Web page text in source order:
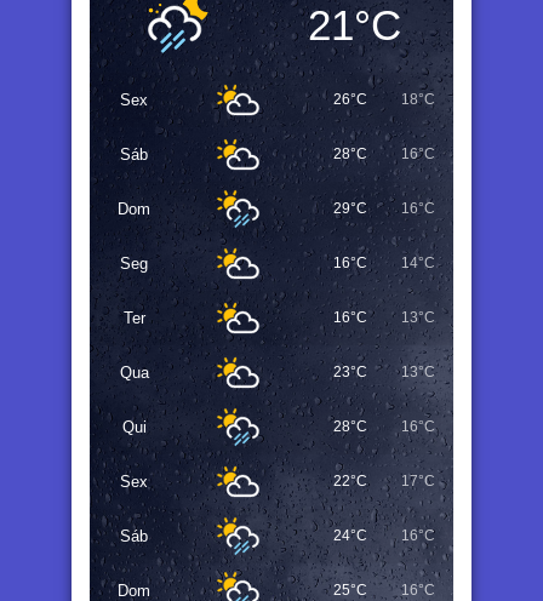
21°C
Sex 26°C 18°C
Sáb 28°C 16°C
Dom 29°C 16°C
Seg 16°C 14°C
Ter 16°C 13°C
Qua 23°C 13°C
Qui 28°C 16°C
Sex 22°C 17°C
Sáb 24°C 16°C
Dom 25°C 16°C